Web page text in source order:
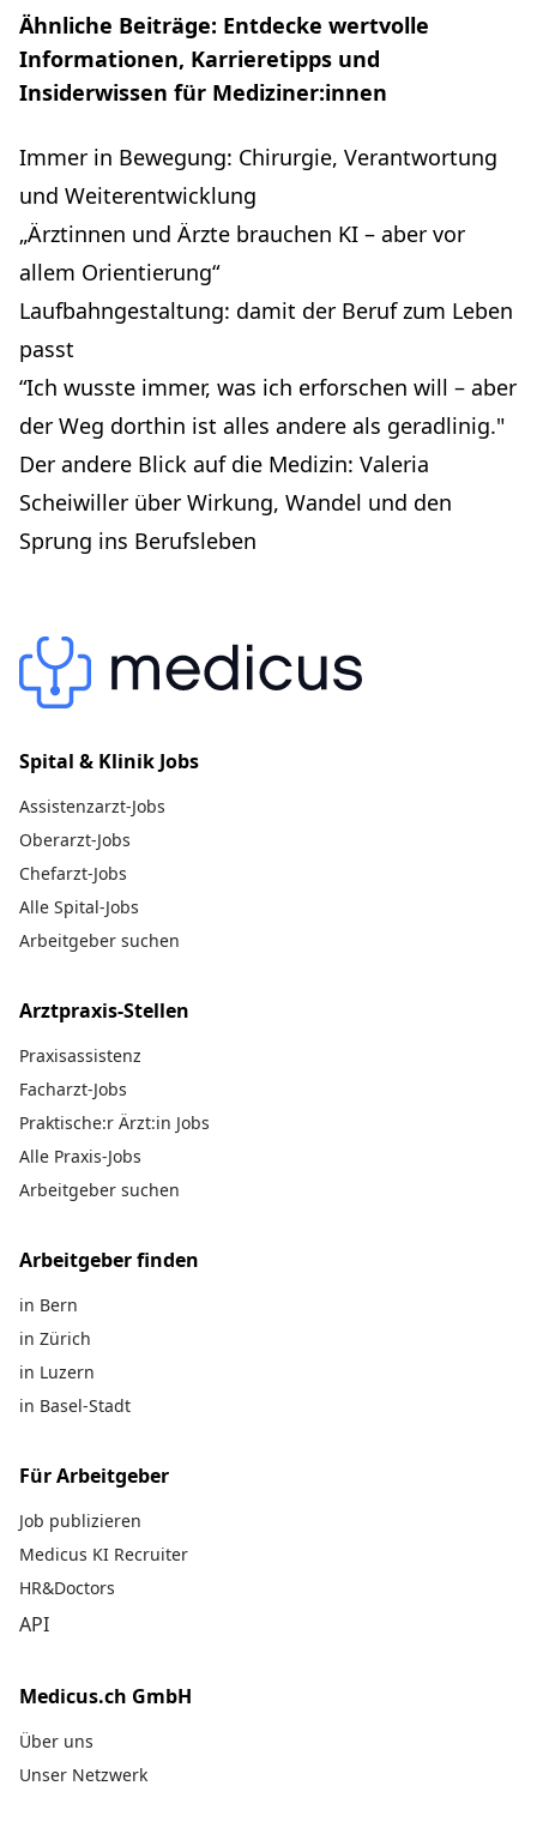
Ähnliche Beiträge: Entdecke wertvolle
Informationen, Karrieretipps und
Insiderwissen für Mediziner:innen
Immer in Bewegung: Chirurgie, Verantwortung
und Weiterentwicklung
„Ärztinnen und Ärzte brauchen KI – aber vor
allem Orientierung“
Laufbahngestaltung: damit der Beruf zum Leben
passt
“Ich wusste immer, was ich erforschen will – aber
der Weg dorthin ist alles andere als geradlinig."
Der andere Blick auf die Medizin: Valeria
Scheiwiller über Wirkung, Wandel und den
Sprung ins Berufsleben
Spital & Klinik Jobs
Assistenzarzt-Jobs
Oberarzt-Jobs
Chefarzt-Jobs
Alle Spital-Jobs
Arbeitgeber suchen
Arztpraxis-Stellen
Praxisassistenz
Facharzt-Jobs
Praktische:r Ärzt:in Jobs
Alle Praxis-Jobs
Arbeitgeber suchen
Arbeitgeber finden
in Bern
in Zürich
in Luzern
in Basel-Stadt
Für Arbeitgeber
Job publizieren
Medicus KI Recruiter
HR&Doctors
API
Medicus.ch GmbH
Über uns
Unser Netzwerk